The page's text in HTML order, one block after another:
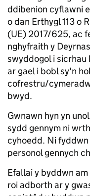
ddibenion cyflawni
o dan Erthygl 113 o
(UE) 2017/625, ac
nghyfraith y
swyddogol i sicrhau
ar gael i bobl sy'n
cofrestru/
bwyd.
Gwnawn hyn yn
sydd gennym ni
cyhoedd. Ni
personol gennych
Efallai y byddwn
roi adborth ar y